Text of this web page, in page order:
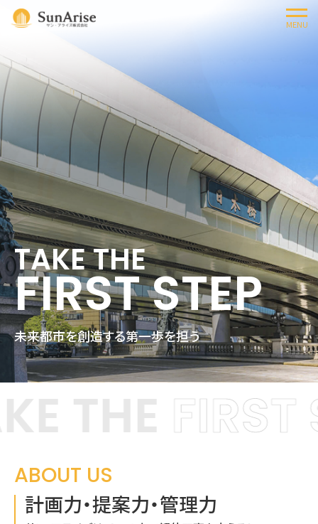
MENU
TAKE THE
FIRST STEP
未来都市を創造する第一歩を担う
FIRST
ABOUT US
計画力・提案力・管理力